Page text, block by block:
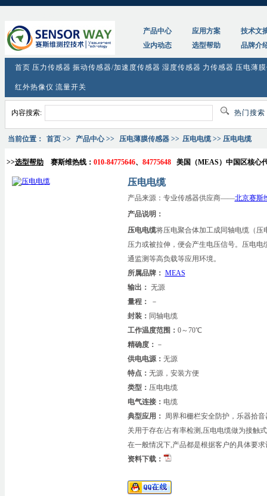
产品中心
应用方案
技术文
业内动态
选型帮助 品牌介
首页 压力传感器 振动传感器/加速度传感器 湿度传感器 力传感器 压电薄
红外热像仪 流量开关
内容搜索: 热门搜索
当前位置： 首页 >> 产品中心>> 压电薄膜传感器 >> 压电电缆>> 压电电缆
>>选型帮助 赛斯维热线： 010-84775646、 84775648 美国（MEAS）中国区核心
压电电缆
产品来源：专业传感器供应商——北京赛斯
产品说明：
压电电缆将压电聚合体加工成同轴电缆（压
压力或被拉伸，便会产生电压信号。压电
通监测等高负载等应用环境。
所属品牌： MEAS
输出： 无源
量程：
－
封装： 同轴电缆
工作温度范围： 0～70℃
精确度： －
供电电源： 无源
特点： 无源，安装方便
类型： 压电电缆
电气连接： 电缆
典型应用： 周界和栅栏安全防护，乐器拾
关用于存在/占有率检测,压电电缆做为接触
在一般情况下,产品都是根据客户的具体要求
资料下载：